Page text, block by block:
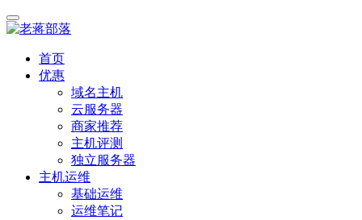
首页
优惠
域名主机
云服务器
商家推荐
主机评测
独立服务器
主机运维
基础运维
运维笔记